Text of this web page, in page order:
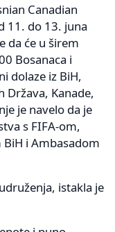
Canadian
11. do 13. juna
da će u širem
Bosanaca i
dolaze iz BiH,
Država, Kanade,
je navelo da je
s FIFA-om,
i Ambasadom
istakla je